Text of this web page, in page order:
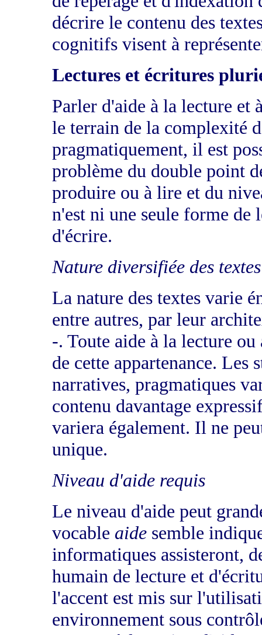
décrire le contenu des
cognitifs visent à
Lectures et écritures
Parler d'aide à la lecture et
le terrain de la complexité
pragmatiquement, il est
problème du double point
produire ou à lire et du
n'est ni une seule forme de
d'écrire.
Nature diversifiée des
La nature des textes varie
entre autres, par leur
-. Toute aide à la lecture
de cette appartenance. Les
narratives, pragmatiques
contenu davantage
variera également. Il ne
unique.
Niveau d'aide requis
Le niveau d'aide peut
vocable aidesemble
informatiques assisteront,
humain de lecture et
l'accent est mis sur
environnement sous